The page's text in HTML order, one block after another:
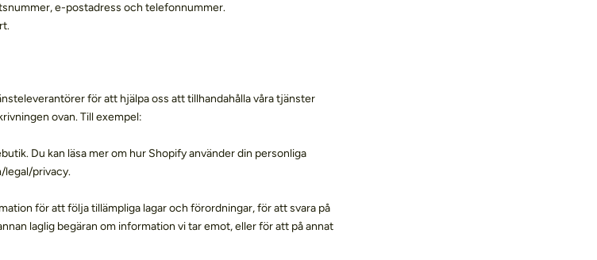
e-postadress och telefonnummer.
för att hjälpa oss att tillhandahålla våra tjänster
ovan. Till exempel:
Du kan läsa mer om hur Shopify använder din personliga
legal/privacy.
för att följa tillämpliga lagar och förordningar, för att svara på
laglig begäran om information vi tar emot, eller för att på annat